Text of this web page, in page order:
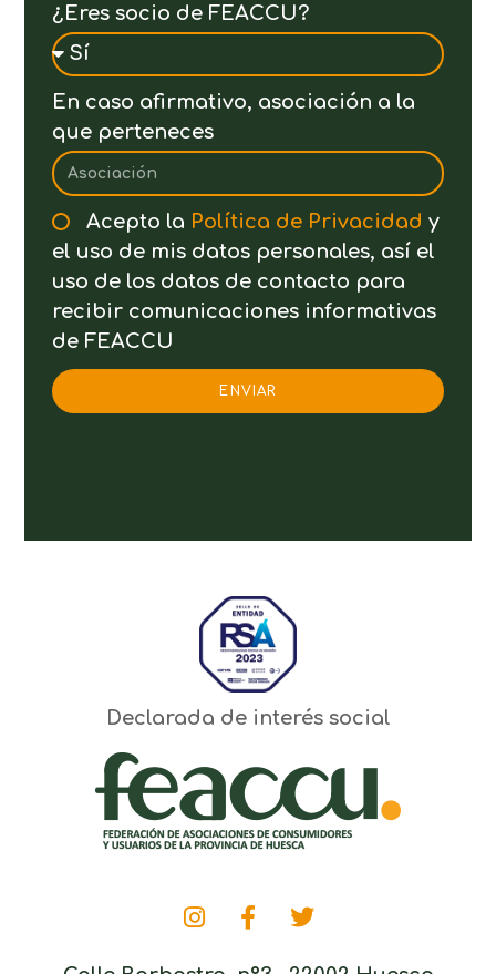
¿Eres socio de FEACCU?
En caso afirmativo, asociación a la
que perteneces
Acepto la Política de Privacidad y
el uso de mis datos personales, así el
uso de los datos de contacto para
recibir comunicaciones informativas
de FEACCU
ENVIAR
Declarada de interés social